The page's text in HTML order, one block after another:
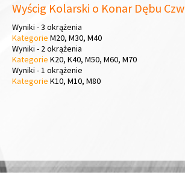
Wyścig Kolarski o Konar Dębu
Wyniki - 3 okrążenia
Kategorie M20, M30, M40
Wyniki - 2 okrążenia
Kategorie K20, K40, M50, M60, M70
Wyniki - 1 okrążenie
Kategorie K10, M10, M80